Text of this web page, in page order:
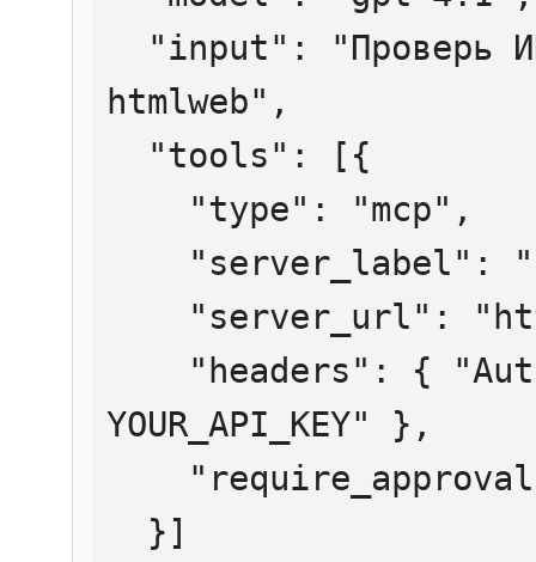
htmlweb",
YOUR_API_KEY" },